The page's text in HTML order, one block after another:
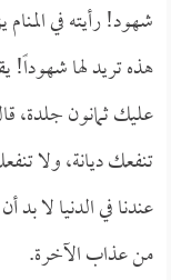
شهود! رأيته في
هذه تريد لها
عليك ثمانون جلدة،
تنفعك ديانة، ولا
عندنا في الدنيا لا
من عذاب الآخرة.